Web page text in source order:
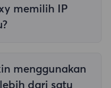
memilih IP
dunia; Proksi
tidak mendukung
menggunakan
dari satu